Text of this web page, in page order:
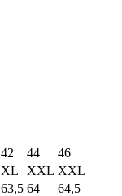
42 44
46
XL XXL XXL
63,5 64
64,5